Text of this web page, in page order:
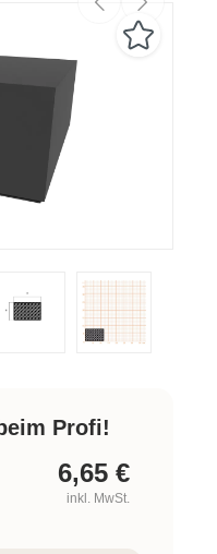
Profi!
6,65 €
inkl. MwSt.